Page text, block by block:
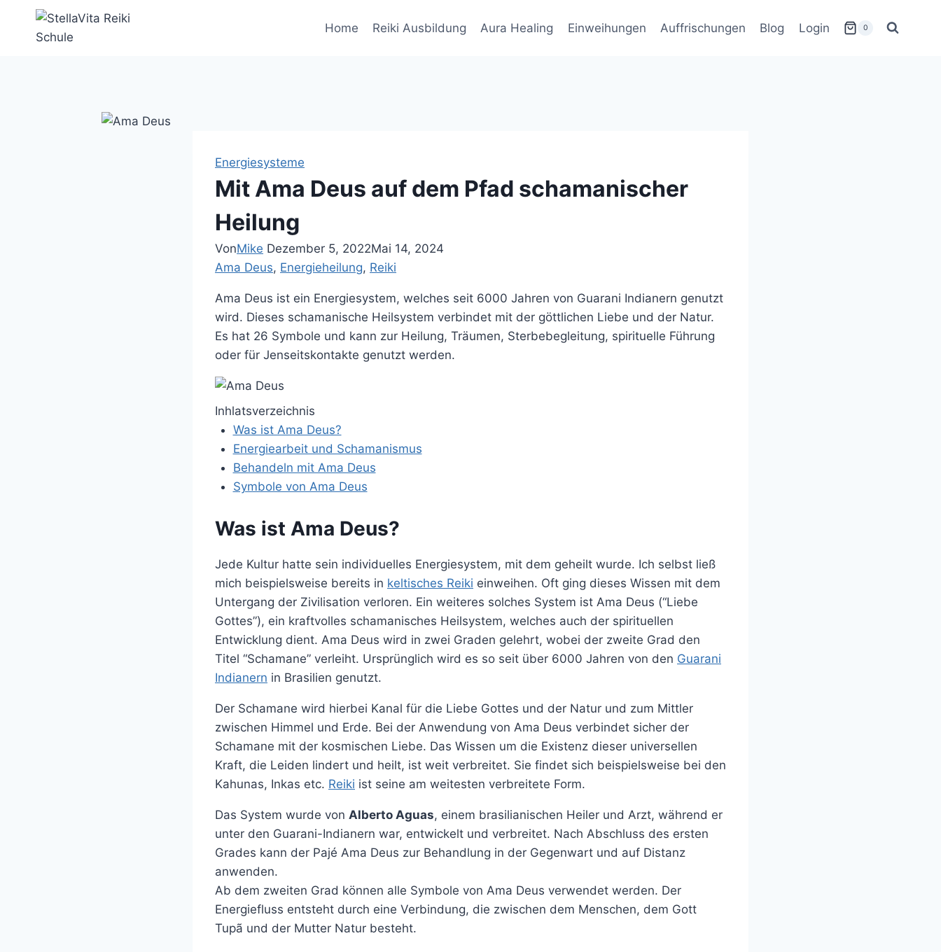
springen
Home Reiki Ausbildung Aura Healing Einweihungen Auffrischungen Blog Login 0
Energiesysteme
Mit Ama Deus auf dem Pfad schamanischer
Heilung
VonMike Dezember 5, 2022Mai 14, 2024
Ama Deus, Energieheilung, Reiki
Ama Deus ist ein Energiesystem, welches seit 6000 Jahren von Guarani Indianern genutzt
wird. Dieses schamanische Heilsystem verbindet mit der göttlichen Liebe und der Natur.
Es hat 26 Symbole und kann zur Heilung, Träumen, Sterbebegleitung, spirituelle Führung
oder für Jenseitskontakte genutzt werden.
Inhlatsverzeichnis
Was ist Ama Deus?
Energiearbeit und Schamanismus
Behandeln mit Ama Deus
Symbole von Ama Deus
Was ist Ama Deus?
Jede Kultur hatte sein individuelles Energiesystem, mit dem geheilt wurde. Ich selbst ließ
mich beispielsweise bereits in keltisches Reiki einweihen. Oft ging dieses Wissen mit dem
Untergang der Zivilisation verloren. Ein weiteres solches System ist Ama Deus (“Liebe
Gottes”), ein kraftvolles schamanisches Heilsystem, welches auch der spirituellen
Entwicklung dient. Ama Deus wird in zwei Graden gelehrt, wobei der zweite Grad den
Titel “Schamane” verleiht. Ursprünglich wird es so seit über 6000 Jahren von den Guarani
Indianern in Brasilien genutzt.
Der Schamane wird hierbei Kanal für die Liebe Gottes und der Natur und zum Mittler
zwischen Himmel und Erde. Bei der Anwendung von Ama Deus verbindet sicher der
Schamane mit der kosmischen Liebe. Das Wissen um die Existenz dieser universellen
Kraft, die Leiden lindert und heilt, ist weit verbreitet. Sie findet sich beispielsweise bei den
Kahunas, Inkas etc. Reiki ist seine am weitesten verbreitete Form.
Das System wurde von Alberto Aguas, einem brasilianischen Heiler und Arzt, während er
unter den Guarani-Indianern war, entwickelt und verbreitet. Nach Abschluss des ersten
Grades kann der Pajé Ama Deus zur Behandlung in der Gegenwart und auf Distanz
anwenden.
Ab dem zweiten Grad können alle Symbole von Ama Deus verwendet werden. Der
Energiefluss entsteht durch eine Verbindung, die zwischen dem Menschen, dem Gott
Tupã und der Mutter Natur besteht.